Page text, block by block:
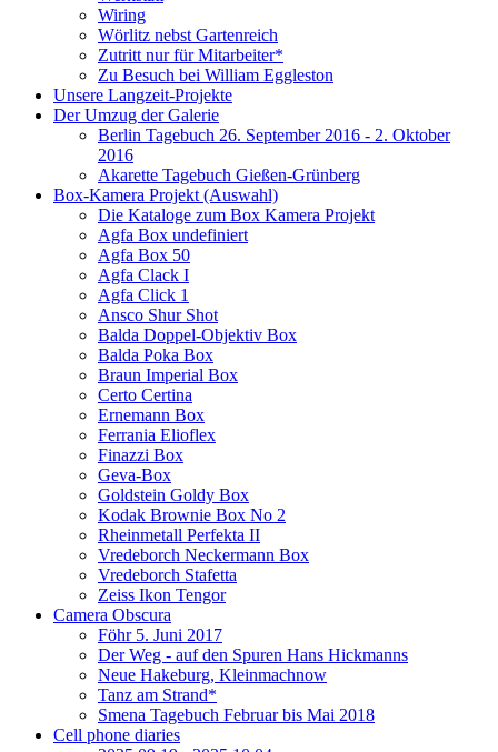
Wiring
Wörlitz nebst Gartenreich
Zutritt nur für Mitarbeiter*
Zu Besuch bei William Eggleston
Unsere Langzeit-Projekte
Der Umzug der Galerie
Berlin Tagebuch 26. September 2016 - 2. Oktober
2016
Akarette Tagebuch Gießen-Grünberg
Box-Kamera Projekt (Auswahl)
Die Kataloge zum Box Kamera Projekt
Agfa Box undefiniert
Agfa Box 50
Agfa Clack I
Agfa Click 1
Ansco Shur Shot
Balda Doppel-Objektiv Box
Balda Poka Box
Braun Imperial Box
Certo Certina
Ernemann Box
Ferrania Elioflex
Finazzi Box
Geva-Box
Goldstein Goldy Box
Kodak Brownie Box No 2
Rheinmetall Perfekta II
Vredeborch Neckermann Box
Vredeborch Stafetta
Zeiss Ikon Tengor
Camera Obscura
Föhr 5. Juni 2017
Der Weg - auf den Spuren Hans Hickmanns
Neue Hakeburg, Kleinmachnow
Tanz am Strand*
Smena Tagebuch Februar bis Mai 2018
Cell phone diaries